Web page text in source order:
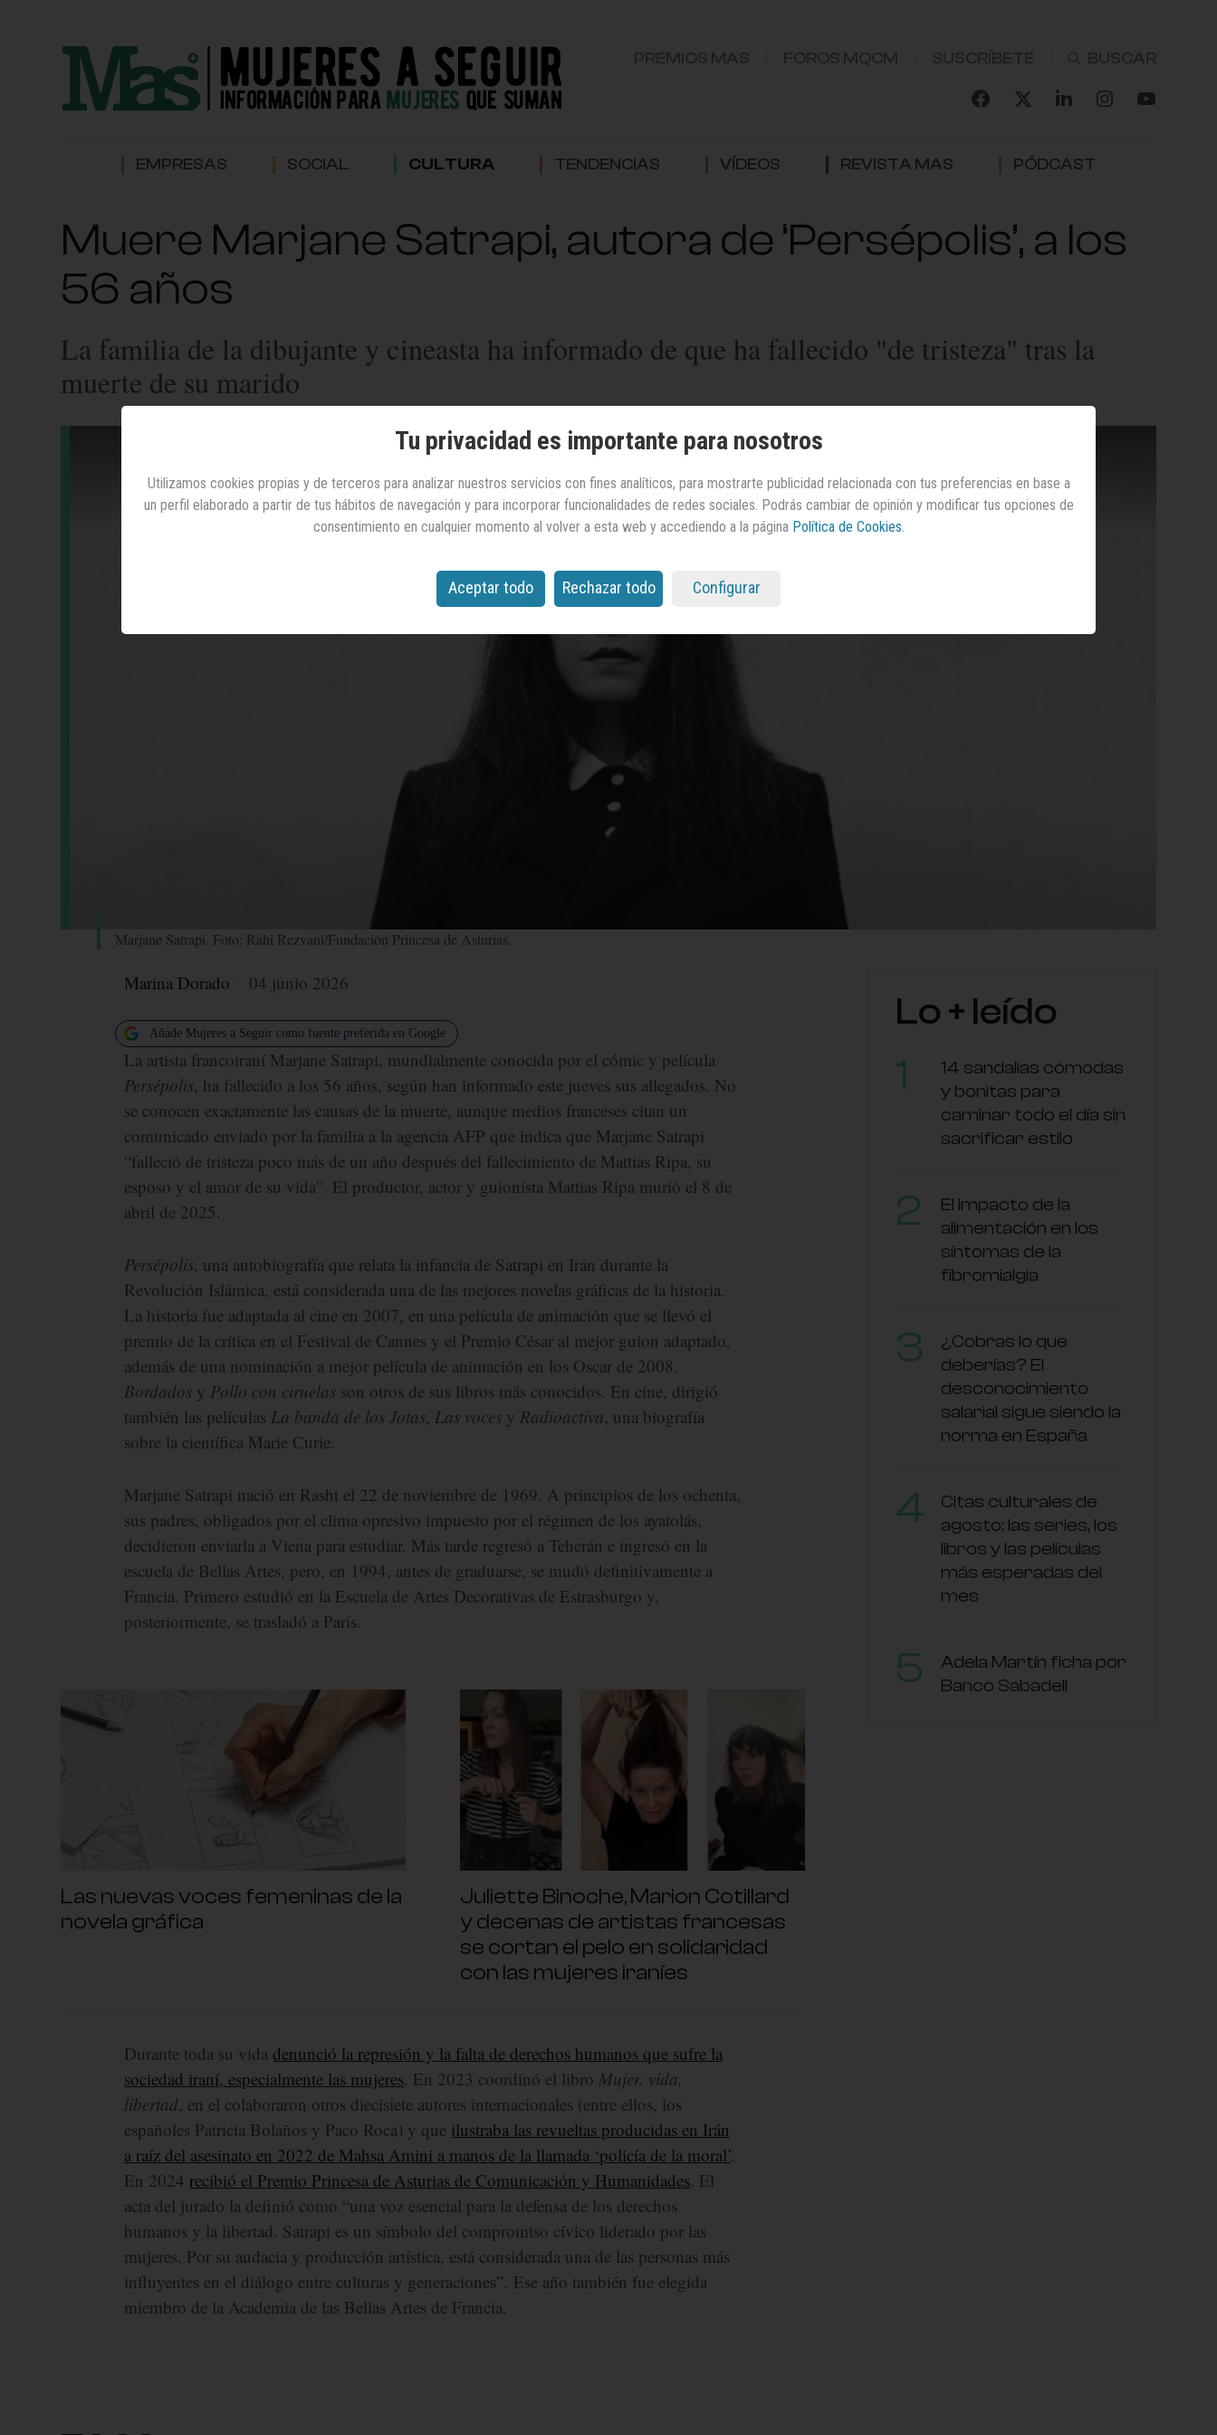
EMPRESAS SOCIAL CULTURA TENDENCIAS VÍDEOS REVISTA MAS PÓDCAST
Muere Marjane Satrapi, autora de ‘Persépolis’, a los
56 años
La familia de la dibujante y cineasta ha informado de que ha fallecido "de tristeza" tras la
muerte de su marido
Marjane Satrapi. Foto: Rahi Rezvani/Fundación Princesa de Asturias.
Marina Dorado 04 junio 2026
Añade Mujeres a Seguir como fuente preferida en Google
La artista francoiraní Marjane Satrapi, mundialmente conocida por el cómic y película
Persépolis, ha fallecido a los 56 años, según han informado este jueves sus allegados. No
se conocen exactamente las causas de la muerte, aunque medios franceses citan un
comunicado enviado por la familia a la agencia AFP que indica que Marjane Satrapi
“falleció de tristeza poco más de un año después del fallecimiento de Mattias Ripa, su
esposo y el amor de su vida”. El productor, actor y guionista Mattias Ripa murió el 8 de
abril de 2025.
Persépolis, una autobiografía que relata la infancia de Satrapi en Irán durante la
Revolución Islámica, está considerada una de las mejores novelas gráficas de la historia.
La historia fue adaptada al cine en 2007, en una película de animación que se llevó el
premio de la crítica en el Festival de Cannes y el Premio César al mejor guion adaptado,
además de una nominación a mejor película de animación en los Oscar de 2008.
Bordados y Pollo con ciruelas son otros de sus libros más conocidos. En cine, dirigió
también las películas La banda de los Jotas, Las voces y Radioactiva, una biografía
sobre la científica Marie Curie.
Marjane Satrapi nació en Rasht el 22 de noviembre de 1969. A principios de los ochenta,
sus padres, obligados por el clima opresivo impuesto por el régimen de los ayatolás,
decidieron enviarla a Viena para estudiar. Más tarde regresó a Teherán e ingresó en la
escuela de Bellas Artes, pero, en 1994, antes de graduarse, se mudó definitivamente a
Francia. Primero estudió en la Escuela de Artes Decorativas de Estrasburgo y,
posteriormente, se trasladó a París.
Lo + leído
14 sandalias cómodas
y bonitas para
caminar todo el día sin
sacrificar estilo
El impacto de la
alimentación en los
síntomas de la
fibromialgia
¿Cobras lo que
deberías? El
desconocimiento
salarial sigue siendo la
norma en España
Citas culturales de
agosto: las series, los
libros y las películas
más esperadas del
mes
Adela Martín ficha por
Banco Sabadell
Las nuevas voces femeninas de la
novela gráfica
Juliette Binoche, Marion Cotillard
y decenas de artistas francesas
se cortan el pelo en solidaridad
con las mujeres iraníes
Durante toda su vida denunció la represión y la falta de derechos humanos que sufre la
sociedad iraní, especialmente las mujeres. En 2023 coordinó el libro Mujer, vida,
libertad, en el colaboraron otros diecisiete autores internacionales (entre ellos, los
españoles Patricia Bolaños y Paco Roca) y que ilustraba las revueltas producidas en Irán
a raíz del asesinato en 2022 de Mahsa Amini a manos de la llamada ‘policía de la moral’.
En 2024 recibió el Premio Princesa de Asturias de Comunicación y Humanidades. El
acta del jurado la definió como “una voz esencial para la defensa de los derechos
humanos y la libertad. Satrapi es un símbolo del compromiso cívico liderado por las
mujeres. Por su audacia y producción artística, está considerada una de las personas más
influyentes en el diálogo entre culturas y generaciones”. Ese año también fue elegida
miembro de la Academia de las Bellas Artes de Francia.
Tu privacidad es importante para nosotros
Utilizamos cookies propias y de terceros para analizar nuestros servicios con fines analíticos, para mostrarte publicidad relacionada con tus preferencias en base a
un perfil elaborado a partir de tus hábitos de navegación y para incorporar funcionalidades de redes sociales. Podrás cambiar de opinión y modificar tus opciones de
consentimiento en cualquier momento al volver a esta web y accediendo a la página Política de Cookies.
Aceptar todo Rechazar todo Configurar